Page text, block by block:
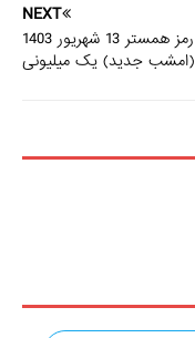
NEXT
کد مورس همستر ۱۳ شهریور امروز – رمز همستر 13 شهریور 1403
(امشب جدید) یک میلیونی